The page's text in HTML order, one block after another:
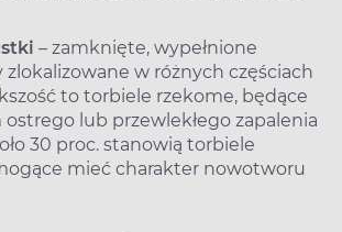
– zamknięte, wypełnione
zlokalizowane w różnych częściach
to torbiele rzekome, będące
ostrego lub przewlekłego zapalenia
30 proc. stanowią torbiele
mieć charakter nowotworu